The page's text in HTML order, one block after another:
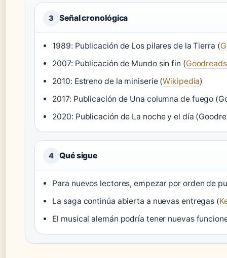
3 Señal cronológica
1989: Publicación de Los pilares de la Tierra (
2007: Publicación de Mundo sin fin (Goodreads
2010: Estreno de la miniserie (Wikipedia)
2017: Publicación de Una columna de fuego
2020: Publicación de La noche y el día
4 Qué sigue
Para nuevos lectores, empezar por orden de
La saga continúa abierta a nuevas entregas (
El musical alemán podría tener nuevas